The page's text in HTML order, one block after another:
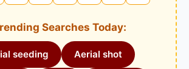
Searches Today:
seeding Aerial shot